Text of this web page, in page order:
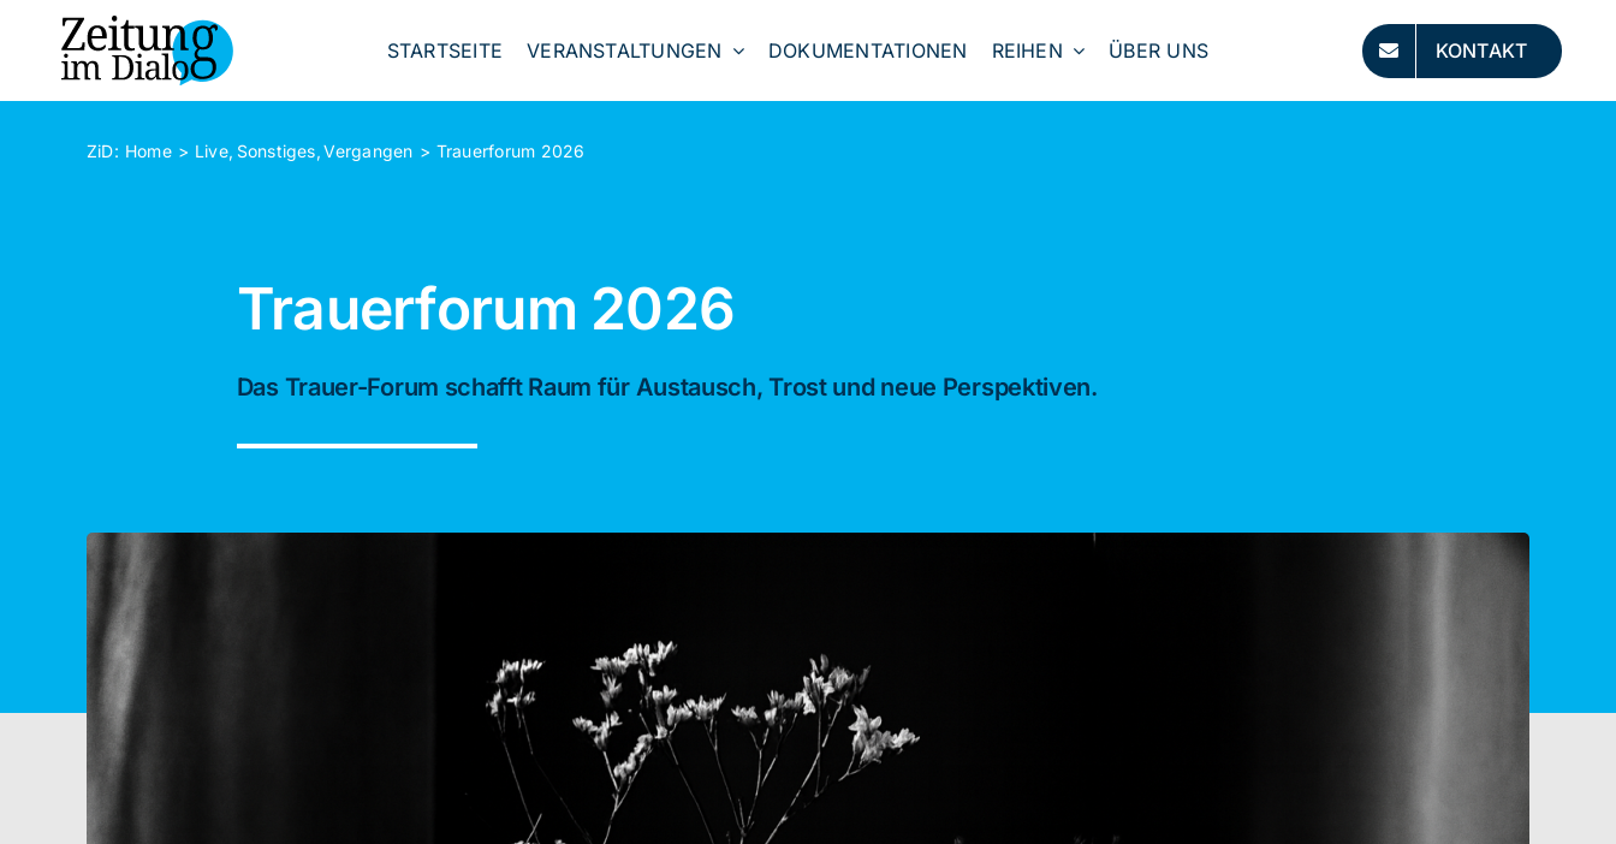
content
STARTSEITE VERANSTALTUNGEN DOKUMENTATIONEN REIHEN ÜBER UNS KONTAKT
ZiD: Home Live Sonstiges Vergangen Trauerforum 2026
Trauerforum 2026
Das Trauer-Forum schafft Raum für Austausch, Trost und neue Perspektiven.